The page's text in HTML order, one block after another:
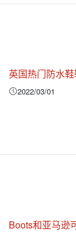
英国热门防水
2022/03/01
Boots和亚马逊